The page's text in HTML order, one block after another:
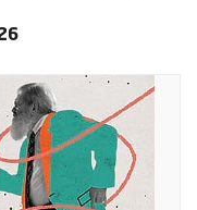
quartiers font leur